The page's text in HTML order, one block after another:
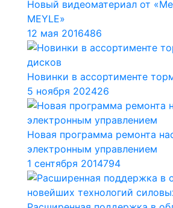
Новый видеоматериал от
MEYLE»
12 мая 2016486
Новинки в ассортименте
5 ноября 202426
Новая программа ремонта
электронным управлением
1 сентября 2014794